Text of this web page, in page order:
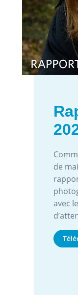
de
avec